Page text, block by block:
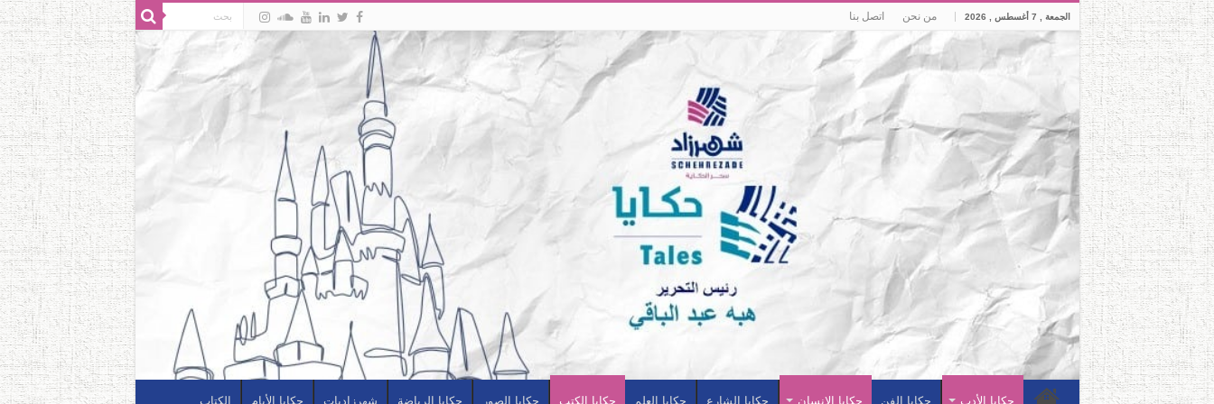
الجمعة , 7 أغسطس , 2026 من نحن اتصل بنا
حكايا الأدب حكايا الفن حكايا الإنسان حكايا الشارع حكايا العلم حكايا الكتب حكايا الصور حكايا الرياضة شهرزاديات حكايا الأيام الكتاب